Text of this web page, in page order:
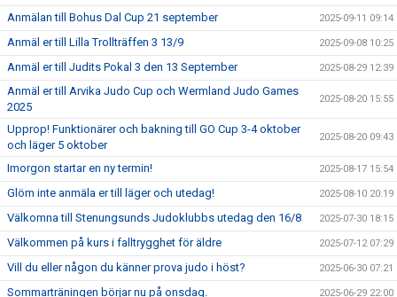
Anmälan till Bohus Dal Cup 21 september 2025-09-11 09:14
Anmäl er till Lilla Trollträffen 3 13/9 2025-09-08 10:25
Anmäl er till Judits Pokal 3 den 13 September 2025-08-29 12:39
Anmäl er till Arvika Judo Cup och Wermland Judo Games
2025
2025-08-20 15:55
Upprop! Funktionärer och bakning till GO Cup 3-4 oktober
och läger 5 oktober
2025-08-20 09:43
Imorgon startar en ny termin! 2025-08-17 15:54
Glöm inte anmäla er till läger och utedag! 2025-08-10 20:19
Välkomna till Stenungsunds Judoklubbs utedag den 16/8 2025-07-30 18:15
Välkommen på kurs i falltrygghet för äldre 2025-07-12 07:29
Vill du eller någon du känner prova judo i höst? 2025-06-30 07:21
Sommarträningen börjar nu på onsdag. 2025-06-29 22:00